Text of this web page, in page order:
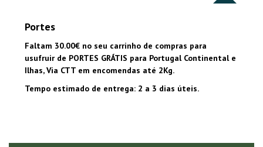
Portes
Faltam 30.00€ no seu carrinho de compras para
usufruir de PORTES GRÁTIS para Portugal Continental e
Ilhas, Via CTT em encomendas até 2Kg.
Tempo estimado de entrega: 2 a 3 dias úteis.